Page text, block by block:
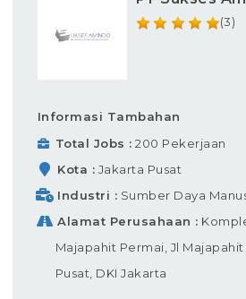
(3)
Informasi Tambahan
Total Jobs
200 Pekerjaan
Kota
Jakarta Pusat
Industri
Sumber Daya
Alamat Perusahaan
Majapahit Permai, Jl
Pusat, DKI Jakarta